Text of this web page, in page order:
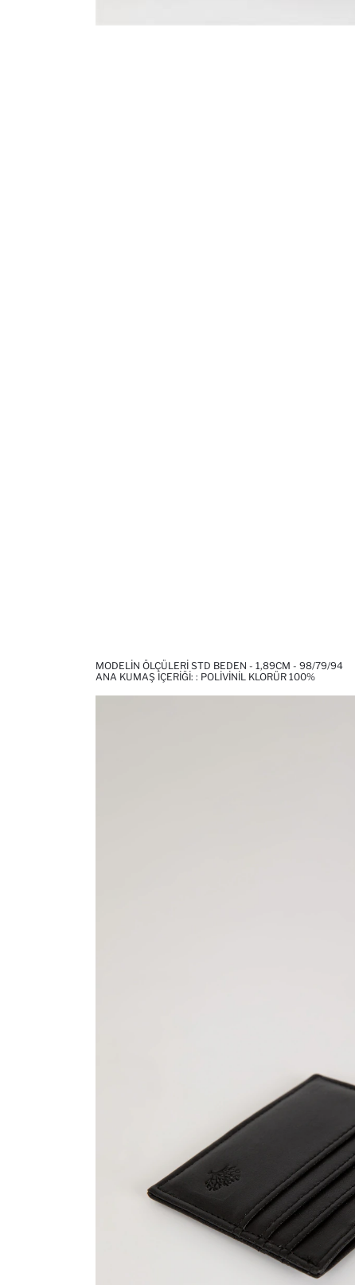
MODELIN ÖLÇÜLERI STD BEDEN - 1,89CM - 98/79/94
ANA KUMAŞ İÇERIĞI: : POLIVINIL KLORÜR 100%